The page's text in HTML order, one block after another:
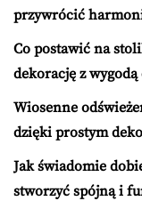
przywrócić
Co postawić na
dekorację z
Wiosenne
dzięki prostym
Jak świadomie
stworzyć spójną i